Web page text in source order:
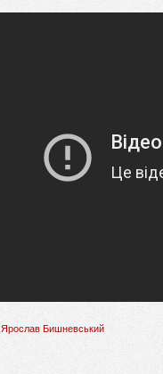
Ярослав Бишневський